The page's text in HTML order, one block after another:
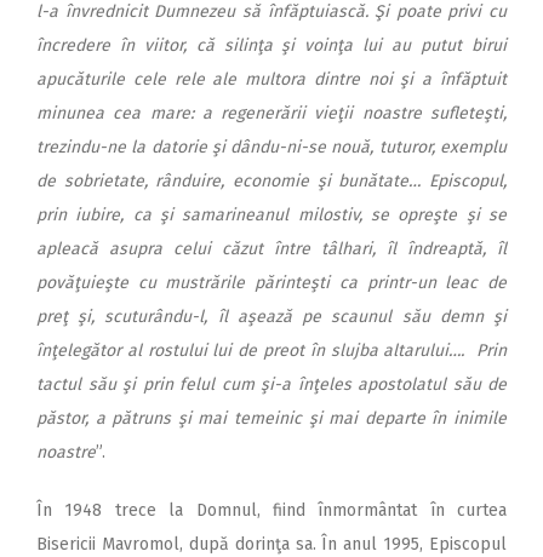
l-a învrednicit Dumnezeu să înfăptuiască. Şi poate privi cu
încredere în viitor, că silinţa şi voinţa lui au putut birui
apucăturile cele rele ale multora dintre noi şi a înfăptuit
minunea cea mare: a regenerării vieţii noastre sufleteşti,
trezindu-ne la datorie şi dându-ni-se nouă, tuturor, exemplu
de sobrietate, rânduire, economie şi bunătate… Episcopul,
prin iubire, ca şi samarineanul milostiv, se opreşte şi se
apleacă asupra celui căzut între tâlhari, îl îndreaptă, îl
povăţuieşte cu mustrările părinteşti ca printr-un leac de
preţ şi, scuturându-l, îl aşează pe scaunul său demn şi
înţelegător al rostului lui de preot în slujba altarului…. Prin
tactul său şi prin felul cum şi-a înţeles apostolatul său de
păstor, a pătruns şi mai temeinic şi mai departe în inimile
noastre”.
În 1948 trece la Domnul, fiind înmormântat în curtea
Bisericii Mavromol, după dorinţa sa. În anul 1995, Episcopul